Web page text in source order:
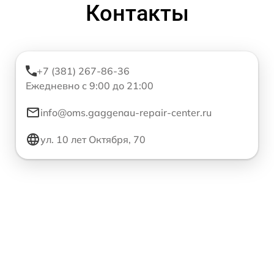
Контакты
+7 (381) 267-86-36
Ежедневно с 9:00 до 21:00
info@oms.gaggenau-repair-center.ru
ул. 10 лет Октября, 70